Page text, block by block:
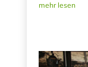
mehr lesen